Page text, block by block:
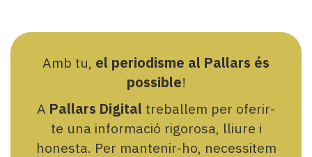
Amb tu, el periodisme al Pallars és
possible!
A Pallars Digital treballem per oferir-
te una informació rigorosa, lliure i
honesta. Per mantenir-ho, necessitem